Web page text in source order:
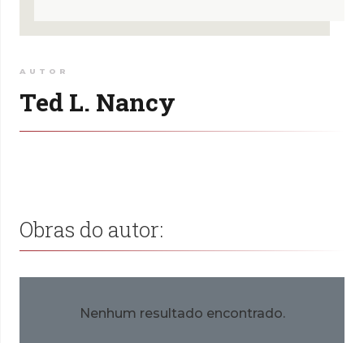
AUTOR
Ted L. Nancy
Obras do autor:
Nenhum resultado encontrado.